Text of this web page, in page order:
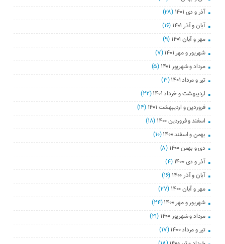
آذر و دی ۱۴۰۱
(۲۸)
آبان و آذر ۱۴۰۱
(۱۶)
مهر و آبان ۱۴۰۱
(۹)
شهریور و مهر ۱۴۰۱
(۷)
مرداد و شهریور ۱۴۰۱
(۵)
تیر و مرداد ۱۴۰۱
(۳)
اردیبهشت و خرداد ۱۴۰۱
(۲۲)
فروردین و اردیبهشت ۱۴۰۱
(۱۴)
اسفند و فروردین ۱۴۰۰
(۱۸)
بهمن و اسفند ۱۴۰۰
(۱۰)
دی و بهمن ۱۴۰۰
(۸)
آذر و دی ۱۴۰۰
(۴)
آبان و آذر ۱۴۰۰
(۱۶)
مهر و آبان ۱۴۰۰
(۲۷)
شهریور و مهر ۱۴۰۰
(۲۴)
مرداد و شهریور ۱۴۰۰
(۲۱)
تیر و مرداد ۱۴۰۰
(۱۷)